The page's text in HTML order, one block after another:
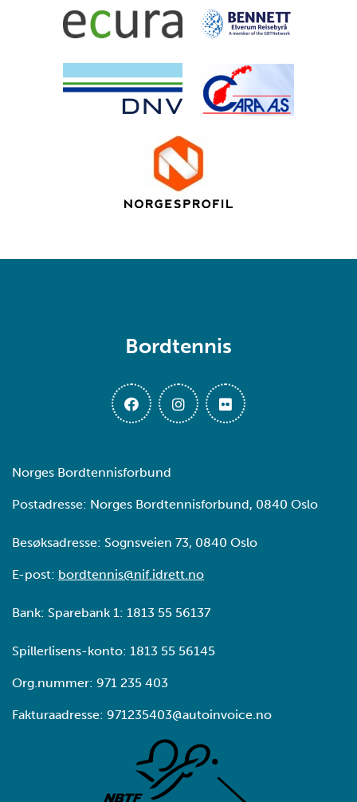
Bordtennis
Norges Bordtennisforbund
Postadresse: Norges Bordtennisforbund, 0840 Oslo
Besøksadresse: Sognsveien 73, 0840 Oslo
E-post: bordtennis@nif.idrett.no
Bank: Sparebank 1: 1813 55 56137
Spillerlisens-konto: 1813 55 56145
Org.nummer: 971 235 403
Fakturaadresse: 971235403@autoinvoice.no